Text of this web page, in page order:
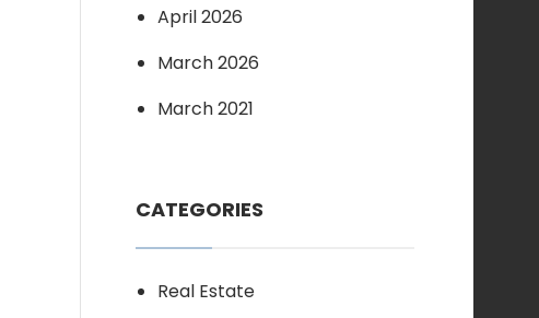
April 2026
March 2026
March 2021
CATEGORIES
Real Estate